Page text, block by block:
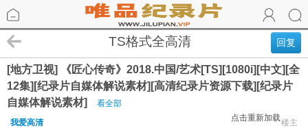
回复
TS格式全高清
[地方卫视] 《匠心传奇》2018.中国/艺术[TS][1080i][中文][全
12集][纪录片自媒体解说素材][高清纪录片资源下载][纪录片
自媒体解说素材]
看全部
点击重新加载楼主
我爱高清